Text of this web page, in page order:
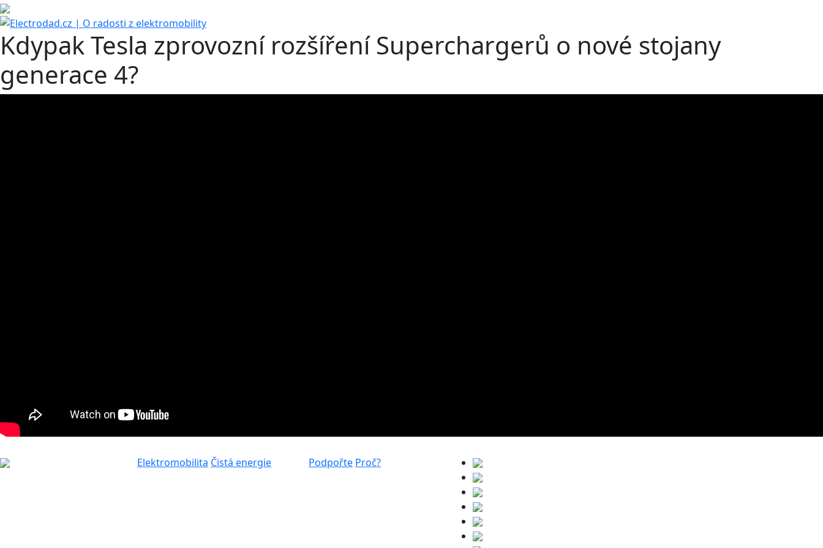
Kdypak Tesla zprovozní rozšíření Superchargerů o nové stojany
generace 4?
Elektromobilita Čistá energie Podpořte Proč?